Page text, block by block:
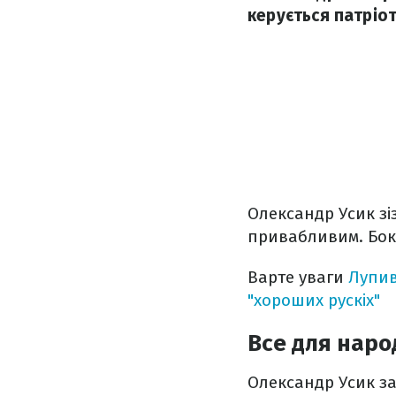
керується
Олександр Усик
привабливим.
Варте уваги
"хороших рускіх"
Все для
Олександр Усик